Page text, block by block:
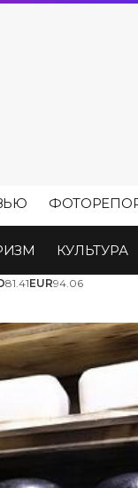
КУЛЬТУРА
81.41EUR94.06